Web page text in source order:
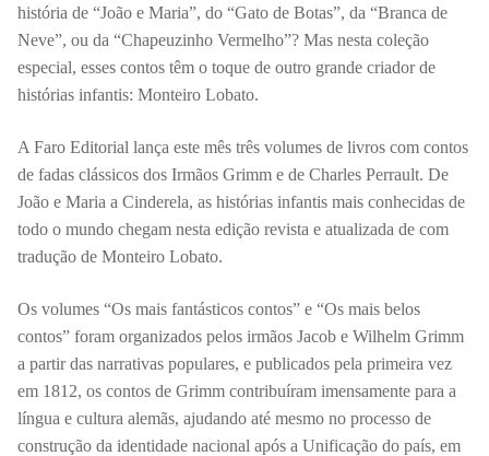
história de “João e Maria”, do “Gato de Botas”, da “Branca de
Neve”, ou da “Chapeuzinho Vermelho”? Mas nesta coleção
especial, esses contos têm o toque de outro grande criador de
histórias infantis: Monteiro Lobato.
A Faro Editorial lança este mês três volumes de livros com contos
de fadas clássicos dos Irmãos Grimm e de Charles Perrault. De
João e Maria a Cinderela, as histórias infantis mais conhecidas de
todo o mundo chegam nesta edição revista e atualizada de com
tradução de Monteiro Lobato.
Os volumes “Os mais fantásticos contos” e “Os mais belos
contos” foram organizados pelos irmãos Jacob e Wilhelm Grimm
a partir das narrativas populares, e publicados pela primeira vez
em 1812, os contos de Grimm contribuíram imensamente para a
língua e cultura alemãs, ajudando até mesmo no processo de
construção da identidade nacional após a Unificação do país, em